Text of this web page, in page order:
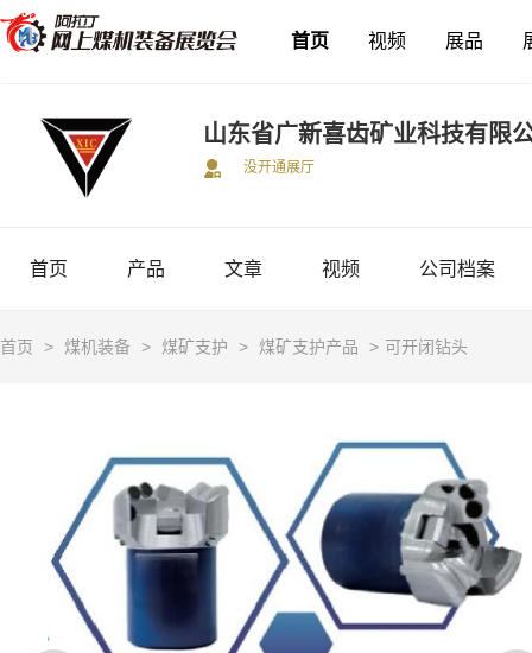
首页 视频 展品
山东省广新喜齿矿业科技有限
没开通展厅
首页 产品 文章 视频 公司档案
首页 > 煤机装备 > 煤矿支护 > 煤矿支护产品 > 可开闭钻头